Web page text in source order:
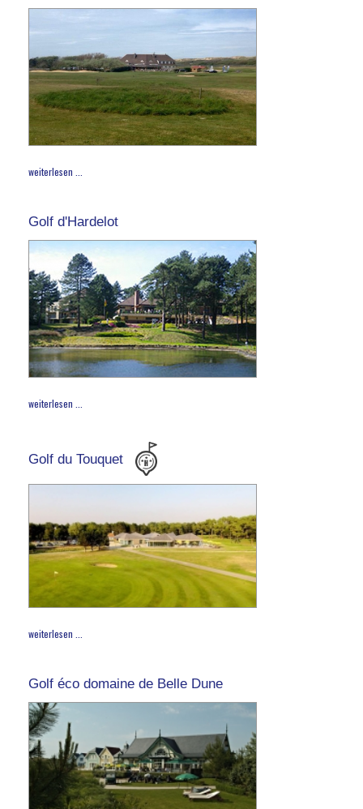
weiterlesen ...
Golf d'Hardelot
weiterlesen ...
Golf du Touquet
weiterlesen ...
Golf éco domaine de Belle Dune